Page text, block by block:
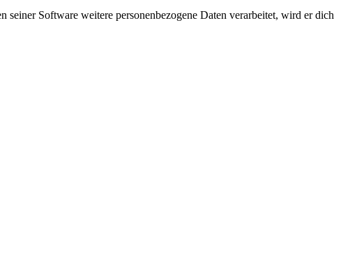
Software weitere personenbezogene Daten verarbeitet, wird er dich